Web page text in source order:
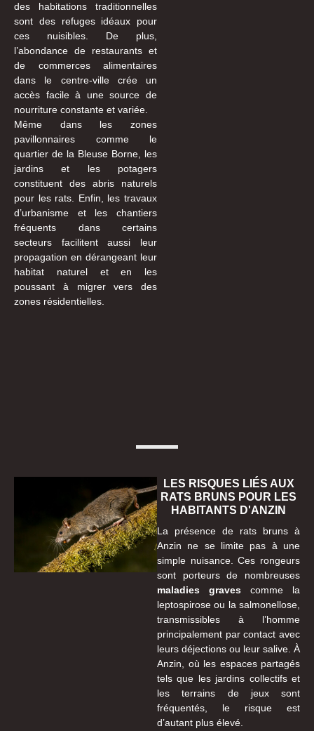
des habitations traditionnelles
sont des refuges idéaux pour
ces nuisibles. De plus,
l’abondance de restaurants et
de commerces alimentaires
dans le centre-ville crée un
accès facile à une source de
nourriture constante et variée.
Même dans les zones
pavillonnaires comme le
quartier de la Bleuse Borne, les
jardins et les potagers
constituent des abris naturels
pour les rats. Enfin, les travaux
d’urbanisme et les chantiers
fréquents dans certains
secteurs facilitent aussi leur
propagation en dérangeant leur
habitat naturel et en les
poussant à migrer vers des
zones résidentielles.
LES RISQUES LIÉS AUX
RATS BRUNS POUR LES
HABITANTS D'ANZIN
La présence de rats bruns à
Anzin ne se limite pas à une
simple nuisance. Ces rongeurs
sont porteurs de nombreuses
maladies graves comme la
leptospirose ou la salmonellose,
transmissibles à l’homme
principalement par contact avec
leurs déjections ou leur salive. À
Anzin, où les espaces partagés
tels que les jardins collectifs et
les terrains de jeux sont
fréquentés, le risque est
d’autant plus élevé.